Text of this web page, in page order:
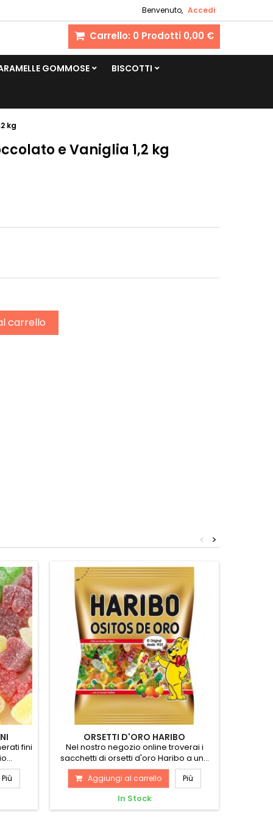
Benvenuto, Accedi
Carrello: 0 Prodotti 0,00 €
GOMMOSE BISCOTTI
kg
e Vaniglia 1,2 kg
carrello
>
<
fini
Più
ORSETTI D'ORO HARIBO
Nel nostro negozio online troverai i
sacchetti di orsetti d'oro Haribo a un...
Aggiungi al carrello Più
In Stock